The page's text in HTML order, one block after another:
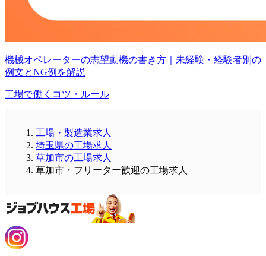
機械オペレーターの志望動機の書き方｜未経験・経験者別の
例文とNG例を解説
工場で働くコツ・ルール
工場・製造業求人
埼玉県の工場求人
草加市の工場求人
草加市・フリーター歓迎の工場求人